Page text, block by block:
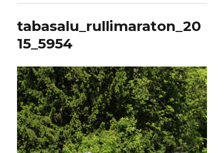
tabasalu_rullimaraton_20
15_5954